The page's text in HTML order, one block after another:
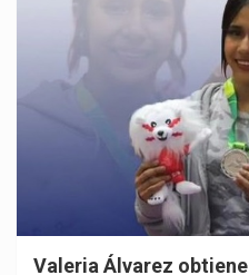
Valeria Álvarez